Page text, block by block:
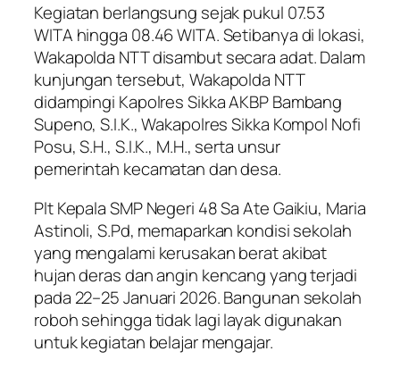
Kegiatan berlangsung sejak pukul 07.53
WITA hingga 08.46 WITA. Setibanya di lokasi,
Wakapolda NTT disambut secara adat. Dalam
kunjungan tersebut, Wakapolda NTT
didampingi Kapolres Sikka AKBP Bambang
Supeno, S.I.K., Wakapolres Sikka Kompol Nofi
Posu, S.H., S.I.K., M.H., serta unsur
pemerintah kecamatan dan desa.
Plt Kepala SMP Negeri 48 Sa Ate Gaikiu, Maria
Astinoli, S.Pd, memaparkan kondisi sekolah
yang mengalami kerusakan berat akibat
hujan deras dan angin kencang yang terjadi
pada 22–25 Januari 2026. Bangunan sekolah
roboh sehingga tidak lagi layak digunakan
untuk kegiatan belajar mengajar.